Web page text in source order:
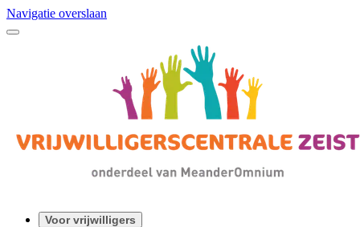
Navigatie overslaan
Voor vrijwilligers